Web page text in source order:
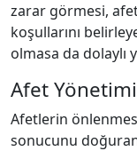
zarar görmesi,
koşullarını
olmasa da dolaylı
Afet Yönetimi
Afetlerin
sonucunu doğuran